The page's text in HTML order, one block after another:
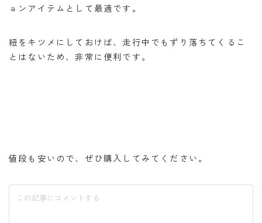
ョンアイテムとして最適です。
紐をキツメにしておけば、走行中でもずり落ちてくるこ
とはないため、非常に便利です。
値段も安いので、ぜひ購入してみてください。